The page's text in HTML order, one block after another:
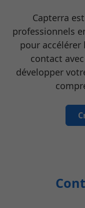
Capterra
professionnels
pour accélérer
contact
développer